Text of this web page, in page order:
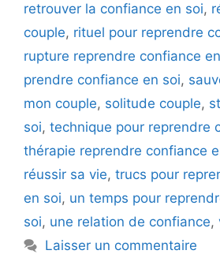
retrouver la confiance en soi,
couple, rituel pour reprendre
rupture reprendre confiance
prendre confiance en soi,
mon couple, solitude couple,
soi, technique pour reprendre
thérapie reprendre confiance
réussir sa vie, trucs pour
en soi, un temps pour
soi, une relation de confiance,
Laisser un commentaire